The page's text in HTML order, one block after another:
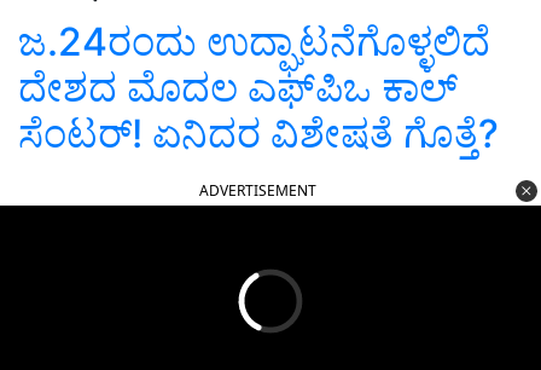
ಜ.24ರಂದು ಉದ್ಘಾಟನೆಗೊಳ್ಳಲಿದೆ
ದೇಶದ ಮೊದಲ ಎಫ್‌ಪಿಒ ಕಾಲ್‌
ಸೆಂಟರ್‌! ಏನಿದರ ವಿಶೇಷತೆ ಗೊತ್ತೆ?
ADVERTISEMENT